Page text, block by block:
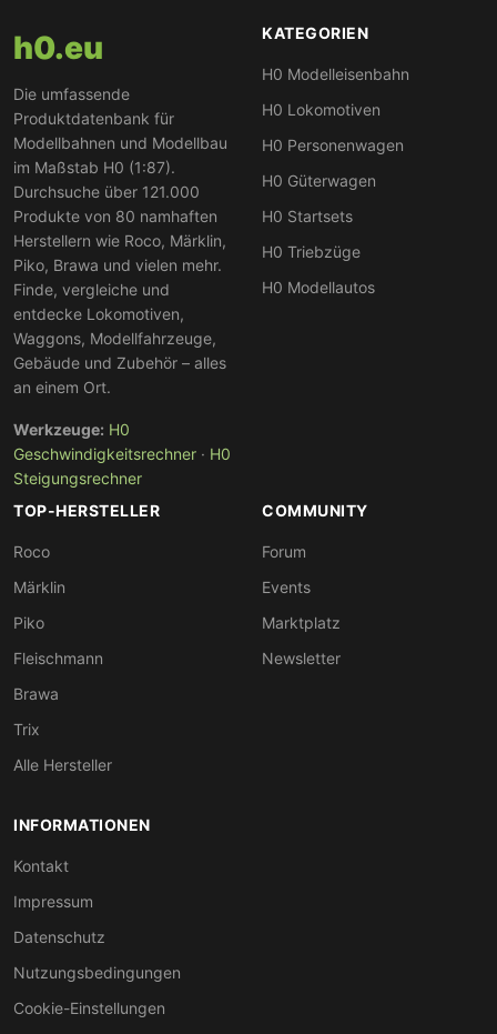
h0.eu
Die umfassende
Produktdatenbank für
Modellbahnen und Modellbau
im Maßstab H0 (1:87).
Durchsuche über 121.000
Produkte von 80 namhaften
Herstellern wie Roco, Märklin,
Piko, Brawa und vielen mehr.
Finde, vergleiche und
entdecke Lokomotiven,
Waggons, Modellfahrzeuge,
Gebäude und Zubehör – alles
an einem Ort.
Werkzeuge: H0
Geschwindigkeitsrechner · H0
Steigungsrechner
KATEGORIEN
H0 Modelleisenbahn
H0 Lokomotiven
H0 Personenwagen
H0 Güterwagen
H0 Startsets
H0 Triebzüge
H0 Modellautos
TOP-HERSTELLER
Roco
Märklin
Piko
Fleischmann
Brawa
Trix
Alle Hersteller
COMMUNITY
Forum
Events
Marktplatz
Newsletter
INFORMATIONEN
Kontakt
Impressum
Datenschutz
Nutzungsbedingungen
Cookie-Einstellungen